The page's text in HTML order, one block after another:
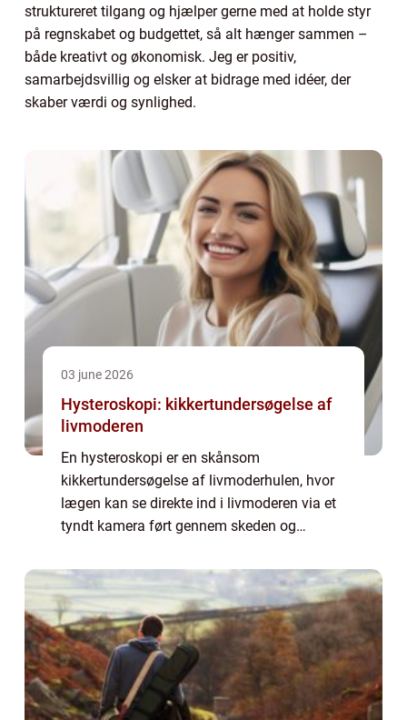
struktureret tilgang og hjælper gerne med at holde styr
på regnskabet og budgettet, så alt hænger sammen –
både kreativt og økonomisk. Jeg er positiv,
samarbejdsvillig og elsker at bidrage med idéer, der
skaber værdi og synlighed.
03 june 2026
Hysteroskopi: kikkertundersøgelse af
livmoderen
En hysteroskopi er en skånsom
kikkertundersøgelse af livmoderhulen, hvor
lægen kan se direkte ind i livmoderen via et
tyndt kamera ført gennem skeden og
til at stille diagnose og til at behandle
forandringer,...